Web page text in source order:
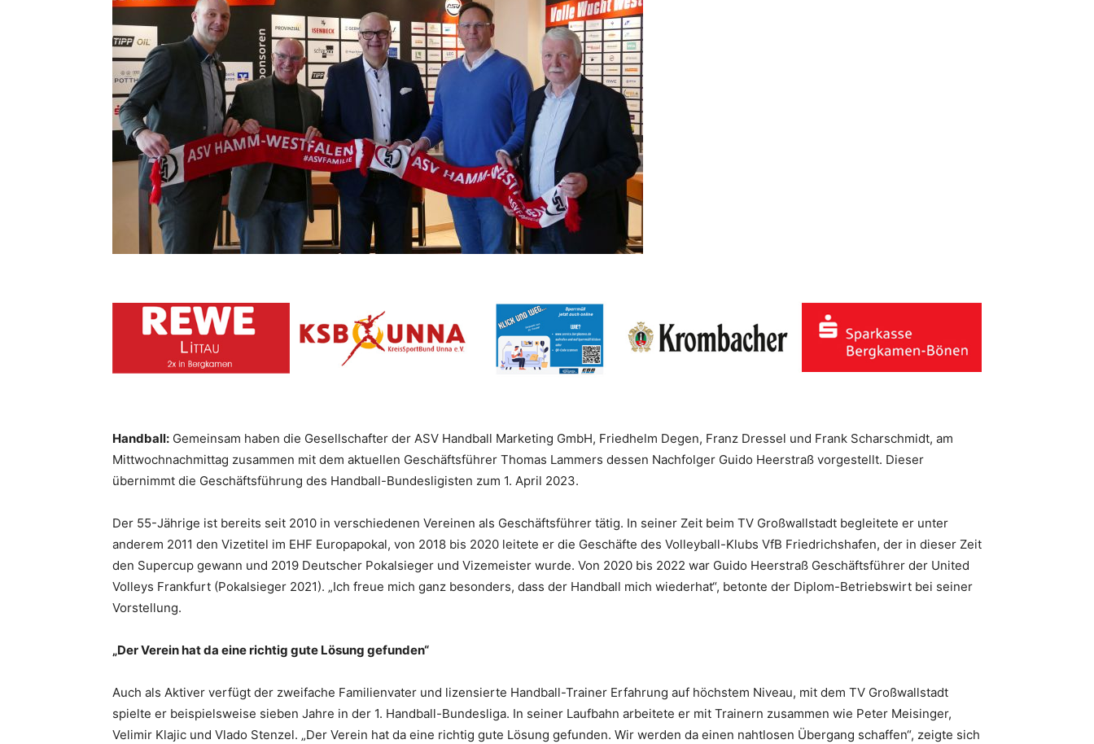
Handball: Gemeinsam haben die Gesellschafter der ASV Handball Marketing GmbH, Friedhelm Degen, Franz Dressel und Frank Scharschmidt, am
Mittwochnachmittag zusammen mit dem aktuellen Geschäftsführer Thomas Lammers dessen Nachfolger Guido Heerstraß vorgestellt. Dieser
übernimmt die Geschäftsführung des Handball-Bundesligisten zum 1. April 2023.
Der 55-Jährige ist bereits seit 2010 in verschiedenen Vereinen als Geschäftsführer tätig. In seiner Zeit beim TV Großwallstadt begleitete er unter
anderem 2011 den Vizetitel im EHF Europapokal, von 2018 bis 2020 leitete er die Geschäfte des Volleyball-Klubs VfB Friedrichshafen, der in dieser Zeit
den Supercup gewann und 2019 Deutscher Pokalsieger und Vizemeister wurde. Von 2020 bis 2022 war Guido Heerstraß Geschäftsführer der United
Volleys Frankfurt (Pokalsieger 2021). „Ich freue mich ganz besonders, dass der Handball mich wiederhat“, betonte der Diplom-Betriebswirt bei seiner
Vorstellung.
„Der Verein hat da eine richtig gute Lösung gefunden“
Auch als Aktiver verfügt der zweifache Familienvater und lizensierte Handball-Trainer Erfahrung auf höchstem Niveau, mit dem TV Großwallstadt
spielte er beispielsweise sieben Jahre in der 1. Handball-Bundesliga. In seiner Laufbahn arbeitete er mit Trainern zusammen wie Peter Meisinger,
Velimir Klajic und Vlado Stenzel. „Der Verein hat da eine richtig gute Lösung gefunden. Wir werden da einen nahtlosen Übergang schaffen“, zeigte sich